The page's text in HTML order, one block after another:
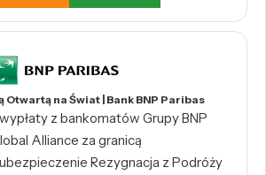
Otwartą na Świat | Bank BNP Paribas
z bankomatów Grupy BNP
Alliance za granicą
Rezygnacja z Podróży